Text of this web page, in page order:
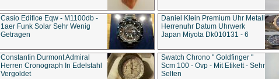
Casio Edifice Eqw - M1100db -
1aer Funk Solar Sehr Wenig
Getragen
Daniel Klein Premium Uhr Metall
Herrenuhr Datum Uhrwerk
Japan Miyota Dk010131 - 6
Constantin Durmont Admiral
Herren Cronograph In Edelstahl
Vergoldet
Swatch Chrono " Goldfinger "
Scm 100 - Ovp - Mit Etikett - Sehr
Selten